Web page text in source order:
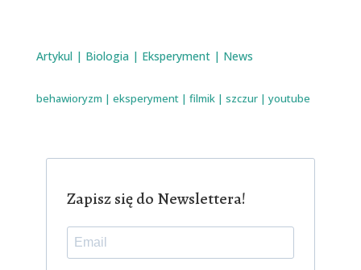
Artykul| Biologia| Eksperyment| News
behawioryzm | eksperyment| filmik| szczur| youtube
Zapisz się do Newslettera!